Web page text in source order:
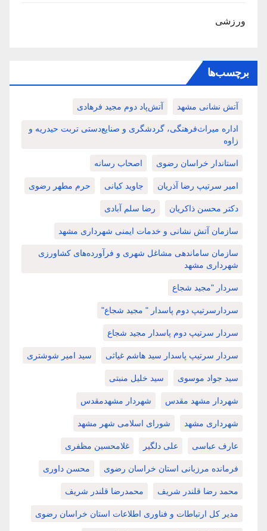
ورزشی
برچسب‌ها
آتش نشانی مشهد آتش‌پاد دوم مجید فرهادی
اداره میراث‌فرهنگی، گردشگری و صنایع‌دستی تربت حیدریه و
زاوه
استاندار خراسان رضوی اصحاب رسانه
امیر سرتیپ رضا آذریان جاوید کیانی حرم مطهر رضوی
دکتر محسن ذاکریان رضا سلم آبادی
سازمان آتش نشانی و خدمات ایمنی شهرداری مشهد
سازمان ساماندهی مشاغل شهری و فرآورده‌های کشاورزی
شهرداری مشهد
سردار "مجید شجاع
سردارسرتیپ دوم پاسدار " مجید شجاع"
سردار سرتیپ دوم پاسدار مجید شجاع
سردار سرتیپ پاسدار سید هاشم غیاثی سید امیر شوشتری
سید جواد موسوی سید خلیل منبتی
شهردار مشهد مقدس شهردار مشهدمقدس
شهرداری مشهد شورای اسلامی شهر مشهد
عارف عباسی علی دلگیر غلامحسین مظفری
فرمانده مرزبانی استان خراسان رضوی محسن داوری
محمد رضا قلندر شریف محمدرضا قلندر شریف
مدیر کل ارتباطات و فناوری اطلاعات استان خراسان رضوی